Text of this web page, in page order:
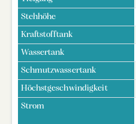
Stehhöhe
Kraftstofftank
Wassertank
Schmutzwassertank
Höchstgeschwindigkeit
Strom